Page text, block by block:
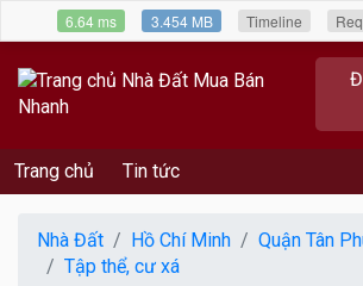
Trang chủ Tin tức
Nhà Đất Hồ Chí Minh
Quận Tân
Tập thể, cư xá
6.64 ms 3.454 MB Timeline